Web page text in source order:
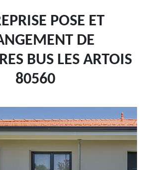
POSE ET
DE
BUS LES ARTOIS
80560